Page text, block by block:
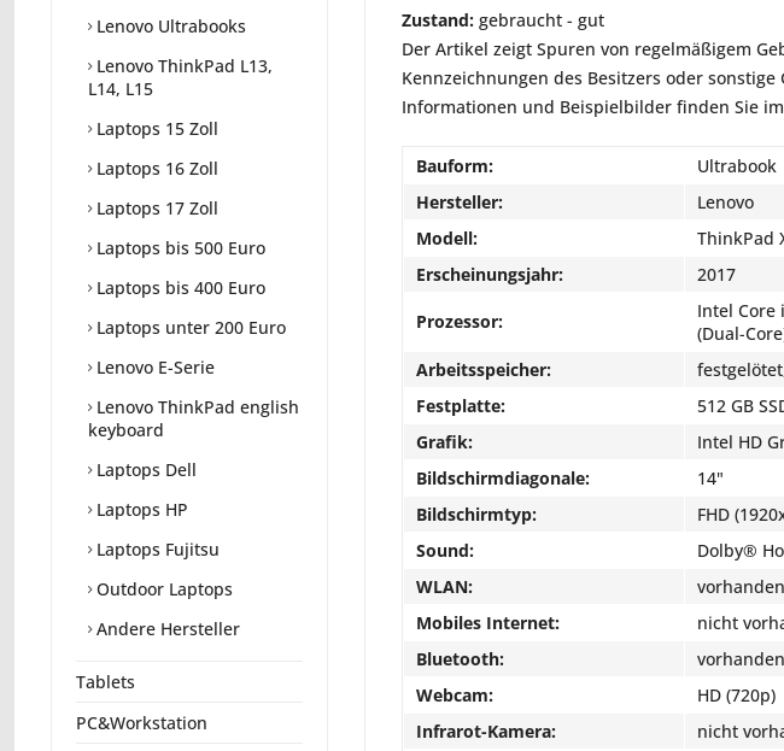
Lenovo Ultrabooks
Lenovo ThinkPad L13,
L14, L15
Laptops 15 Zoll
Laptops 16 Zoll
Laptops 17 Zoll
Laptops bis 500 Euro
Laptops bis 400 Euro
Laptops unter 200 Euro
Lenovo E-Serie
Lenovo ThinkPad english
keyboard
Laptops Dell
Laptops HP
Laptops Fujitsu
Outdoor Laptops
Andere Hersteller
Tablets
PC&Workstation
Zustand: gebraucht - gut
Der Artikel zeigt Spuren von regelmäßigem
Kennzeichnungen des Besitzers oder
Informationen und Beispielbilder finden Sie
Bauform:
Ultrabook
Hersteller:
Lenovo
Modell:
ThinkPad
Erscheinungsjahr:
2017
Prozessor:
Intel Core
(Dual-
Arbeitsspeicher:
Festplatte:
512 GB
Grafik:
Intel HD
Bildschirmdiagonale:
14"
Bildschirmtyp:
FHD
Sound:
Dolby®
WLAN:
vorhanden
Mobiles Internet:
nicht
Bluetooth:
vorhanden
Webcam:
HD (720p)
Infrarot-Kamera:
nicht